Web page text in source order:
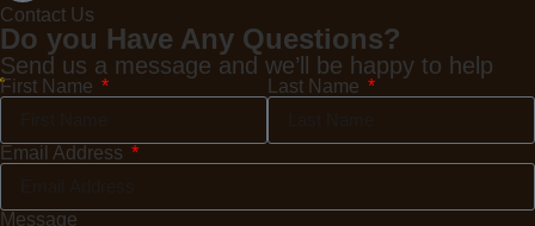
Contact Us
Do you Have Any Questions?
Send us a message and we’ll be happy to help
First Name Last Name
Email Address
Message